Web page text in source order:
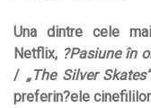
Una dintre cele
Netflix, ?Pasiune în
/ „The Silver Skates”
preferin?ele